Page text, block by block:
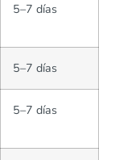
5–7 días
5–7 días
5–7 días